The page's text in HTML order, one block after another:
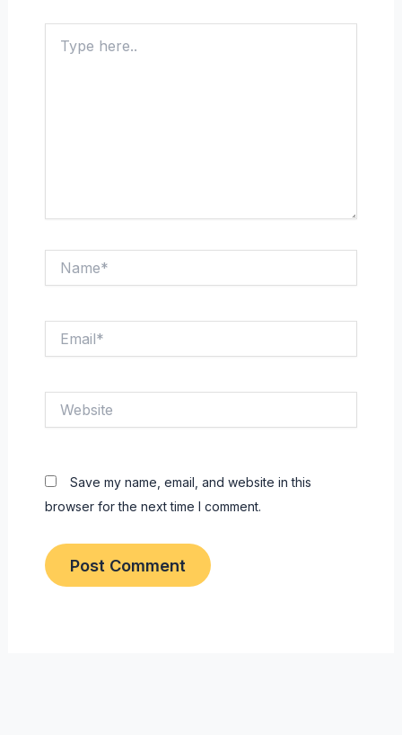
here..
Save my name, email, and website in this
browser for the next time I comment.